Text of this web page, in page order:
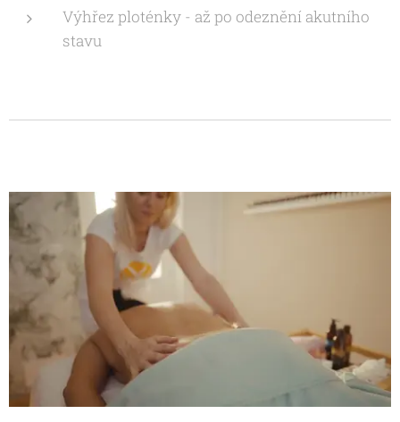
Výhřez ploténky - až po odeznění akutního
stavu